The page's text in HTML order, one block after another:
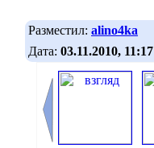
Разместил: alino4ka
Дата: 03.11.2010, 11:17